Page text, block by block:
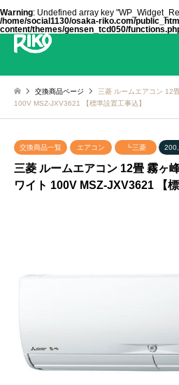
Warning: Undefined array key
/home/social1130/osaka-riko.com/
content/themes/gensen_tcd050/
交換商品ページ
三菱 ルームエアコン 12
100V MSZ-JXV3621 【標準設置工事込】
交換商品一覧 エアコン ┗三菱
三菱 ルームエアコン 12畳 霧ヶ
ワイト 100V MSZ-JXV3621 【標